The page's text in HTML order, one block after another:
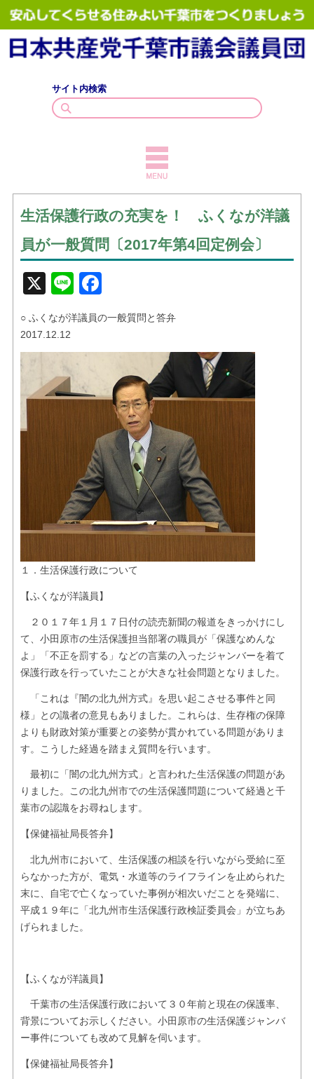
サイト内検索
議会質問
政策・見解
お問い合せ
リンク
生活保護行政の充実を！ ふくなが洋議
員が一般質問〔2017年第4回定例会〕
X Line
○ ふくなが洋議員の一般質問と答弁
2017.12.12
１．生活保護行政について
【ふくなが洋議員】
２０１７年１月１７日付の読売新聞の報道をきっかけにし
て、小田原市の生活保護担当部署の職員が「保護なめんな
よ」「不正を罰する」などの言葉の入ったジャンバーを着て
保護行政を行っていたことが大きな社会問題となりました。
「これは『闇の北九州方式』を思い起こさせる事件と同
様」との識者の意見もありました。これらは、生存権の保障
よりも財政対策が重要との姿勢が貫かれている問題がありま
す。こうした経過を踏まえ質問を行います。
最初に「闇の北九州方式」と言われた生活保護の問題があ
りました。この北九州市での生活保護問題について経過と千
葉市の認識をお尋ねします。
【保健福祉局長答弁】
北九州市において、生活保護の相談を行いながら受給に至
らなかった方が、電気・水道等のライフラインを止められた
末に、自宅で亡くなっていた事例が相次いだことを発端に、
平成１９年に「北九州市生活保護行政検証委員会」が立ちあ
げられました。
【ふくなが洋議員】
千葉市の生活保護行政において３０年前と現在の保護率、
背景についてお示しください。小田原市の生活保護ジャンバ
ー事件についても改めて見解を伺います。
【保健福祉局長答弁】